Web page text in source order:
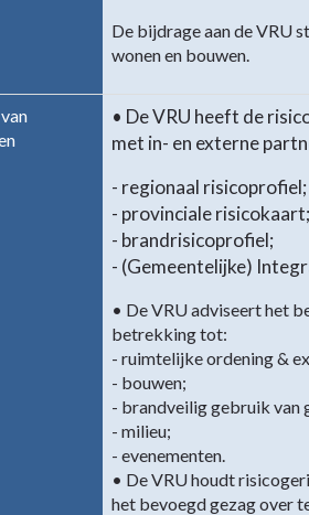
De bijdrage aan de VRU
wonen en bouwen.
• De VRU heeft de
met in- en externe
- regionaal risicoprofiel;
- provinciale risicokaart;
- brandrisicoprofiel;
- (Gemeentelijke)
• De VRU adviseert het
betrekking tot:
- ruimtelijke ordening &
- bouwen;
- brandveilig gebruik van
- milieu;
- evenementen.
• De VRU houdt
het bevoegd gezag over